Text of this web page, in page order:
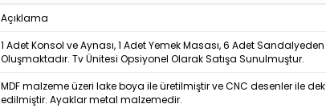
Açıklama
1 Adet Konsol ve Aynası, 1 Adet Yemek Masası, 6 Adet Sandalyeden
Oluşmaktadır. Tv Ünitesi Opsiyonel Olarak Satışa Sunulmuştur.
MDF malzeme üzeri lake boya ile üretilmiştir ve CNC desenler ile
edilmiştir. Ayaklar metal malzemedir.